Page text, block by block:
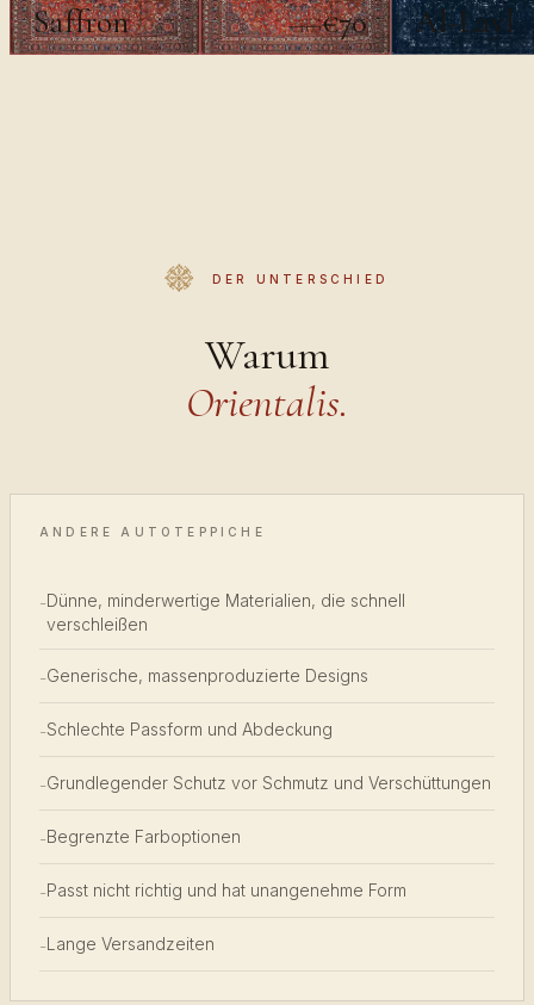
Saffron €100€70 Al-Layl
DER UNTERSCHIED
Warum
Orientalis.
ANDERE AUTOTEPPICHE
-Dünne, minderwertige Materialien, die schnell
verschleißen
-Generische, massenproduzierte Designs
-Schlechte Passform und Abdeckung
-Grundlegender Schutz vor Schmutz und Verschüttungen
-Begrenzte Farboptionen
-Passt nicht richtig und hat unangenehme Form
-Lange Versandzeiten